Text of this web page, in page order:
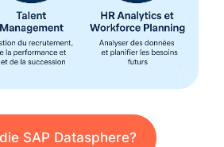
SAP Datasphere?